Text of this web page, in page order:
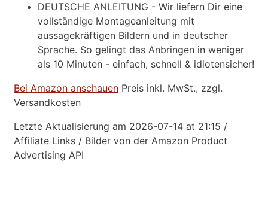
DEUTSCHE ANLEITUNG - Wir liefern Dir eine
vollständige Montageanleitung mit
aussagekräftigen Bildern und in deutscher
Sprache. So gelingt das Anbringen in weniger
als 10 Minuten - einfach, schnell & idiotensicher!
Bei Amazon anschauen Preis inkl. MwSt., zzgl.
Versandkosten
Letzte Aktualisierung am 2026-07-14 at 21:15 /
Affiliate Links / Bilder von der Amazon Product
Advertising API